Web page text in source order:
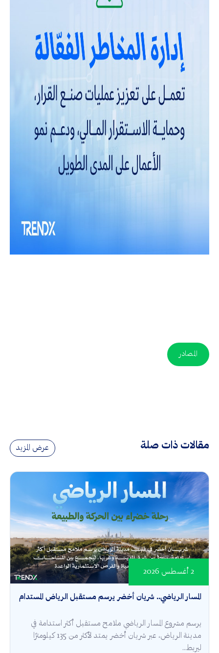
المصادر
مقالات ذات صلة عرض المزيد
المسار الرياضي.. شريان أخضر يرسم مستقبل الرياض المستدام
2 أغسطس 2026
يرسم مشروع المسار الرياضي ملامح مستقبل أكثر استدامة في
مدينة الرياض، عبر شريان أخضر يمتد لأكثر من 135 كيلومترًا
ليربط...